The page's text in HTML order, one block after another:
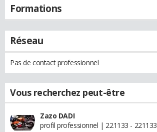
Formations
Réseau
Pas de contact professionnel
Vous recherchez peut-être
Zazo DADI
profil professionnel | 221133 - 221133